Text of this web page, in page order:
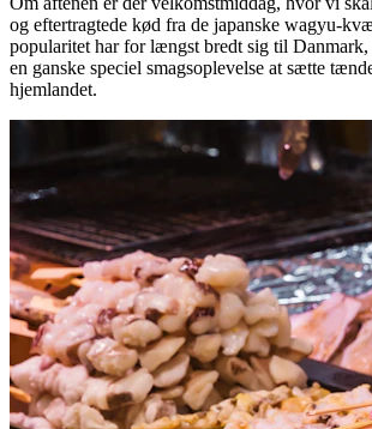
og eftertragtede kød fra de japanske wagyu-
popularitet har for længst bredt sig til Danmark,
en ganske speciel smagsoplevelse at sætte
hjemlandet.